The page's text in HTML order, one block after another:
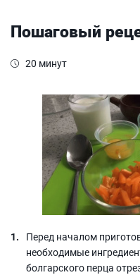
Пошаговый
20 минут
Перед началом
необходимые
болгарского перца